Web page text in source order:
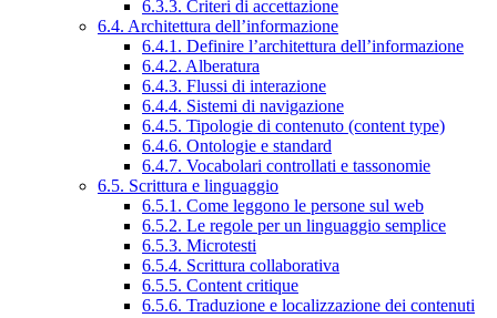
6.3.3. Criteri di accettazione
6.4. Architettura dell’informazione
6.4.1. Definire l’architettura dell’informazione
6.4.2. Alberatura
6.4.3. Flussi di interazione
6.4.4. Sistemi di navigazione
6.4.5. Tipologie di contenuto (content type)
6.4.6. Ontologie e standard
6.4.7. Vocabolari controllati e tassonomie
6.5. Scrittura e linguaggio
6.5.1. Come leggono le persone sul web
6.5.2. Le regole per un linguaggio semplice
6.5.3. Microtesti
6.5.4. Scrittura collaborativa
6.5.5. Content critique
6.5.6. Traduzione e localizzazione dei contenuti